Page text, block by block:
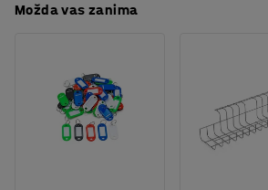
Potreban broj osoba
Montaža: Dolazi nesastavljeno
Možda vas zanima